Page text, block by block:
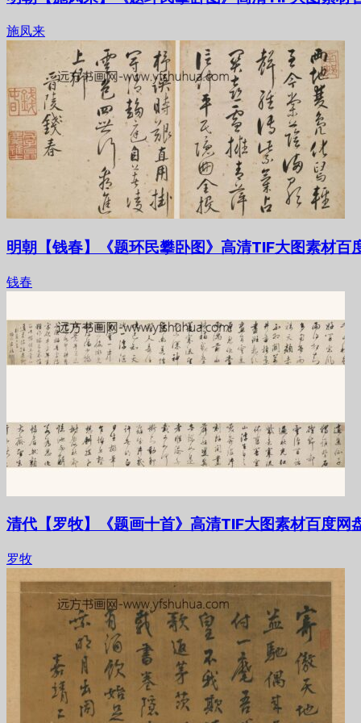
施凤来
明朝【钱春】《题环民攀卧图》高清TIF大图素材百
钱春
清代【罗牧】《题画十首》高清TIF大图素材百度网
罗牧